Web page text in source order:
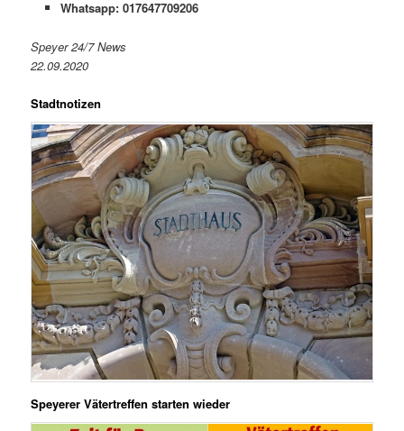
Whatsapp: 017647709206
Speyer 24/7 News
22.09.2020
Stadtnotizen
Speyerer Vätertreffen starten wieder